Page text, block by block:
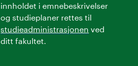
innholdet i emnebeskrivelser
og studieplaner rettes til
studieadministrasjonen ved
ditt fakultet.